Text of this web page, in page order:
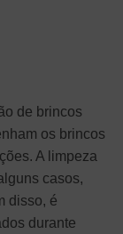
de brincos
os brincos
A limpeza
casos,
disso, é
durante